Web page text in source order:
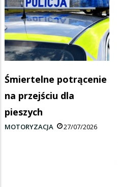
Śmiertelne potrącenie
na przejściu dla
pieszych
MOTORYZACJA 27/07/2026